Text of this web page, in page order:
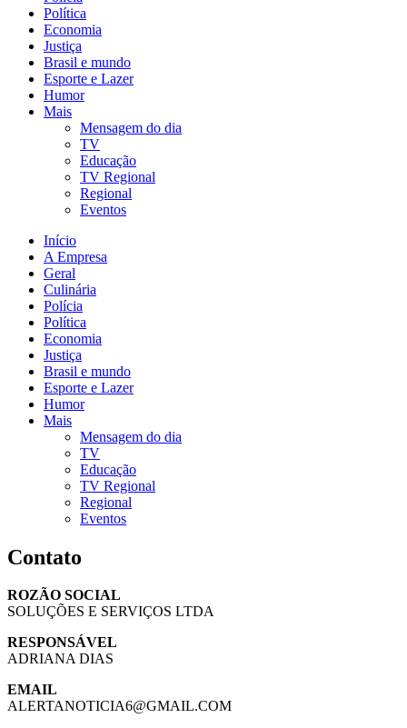
Política
Economia
Justiça
Brasil e mundo
Esporte e Lazer
Humor
Mais
Mensagem do dia
TV
Educação
TV Regional
Regional
Eventos
Início
A Empresa
Geral
Culinária
Polícia
Política
Economia
Justiça
Brasil e mundo
Esporte e Lazer
Humor
Mais
Mensagem do dia
TV
Educação
TV Regional
Regional
Eventos
Contato
ROZÃO SOCIAL
SOLUÇÕES E SERVIÇOS LTDA
RESPONSÁVEL
ADRIANA DIAS
EMAIL
ALERTANOTICIA6@GMAIL.COM